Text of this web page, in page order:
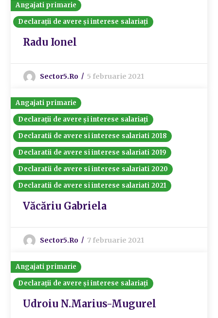
Angajati primarie
Declarații de avere și interese salariați
Radu Ionel
Sector5.ro 5 februarie 2021
Angajati primarie
Declarații de avere și interese salariați
Declaratii de avere si interese salariati 2018
Declaratii de avere si interese salariati 2019
Declaratii de avere si interese salariati 2020
Declaratii de avere si interese salariati 2021
Văcăriu Gabriela
Sector5.ro 7 februarie 2021
Angajati primarie
Declarații de avere și interese salariați
Udroiu N.Marius-Mugurel